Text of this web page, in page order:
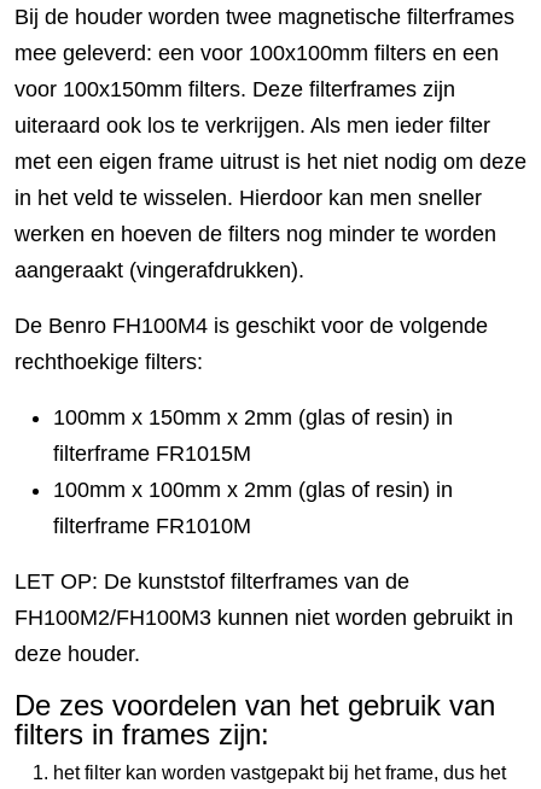
Bij de houder worden twee magnetische filterframes
mee geleverd: een voor 100x100mm filters en een
voor 100x150mm filters. Deze filterframes zijn
uiteraard ook los te verkrijgen. Als men ieder filter
met een eigen frame uitrust is het niet nodig om deze
in het veld te wisselen. Hierdoor kan men sneller
werken en hoeven de filters nog minder te worden
aangeraakt (vingerafdrukken).
De Benro FH100M4 is geschikt voor de volgende
rechthoekige filters:
100mm x 150mm x 2mm (glas of resin) in
filterframe FR1015M
100mm x 100mm x 2mm (glas of resin) in
filterframe FR1010M
LET OP: De kunststof filterframes van de
FH100M2/FH100M3 kunnen niet worden gebruikt in
deze houder.
De zes voordelen van het gebruik van
filters in frames zijn:
het filter kan worden vastgepakt bij het frame, dus het